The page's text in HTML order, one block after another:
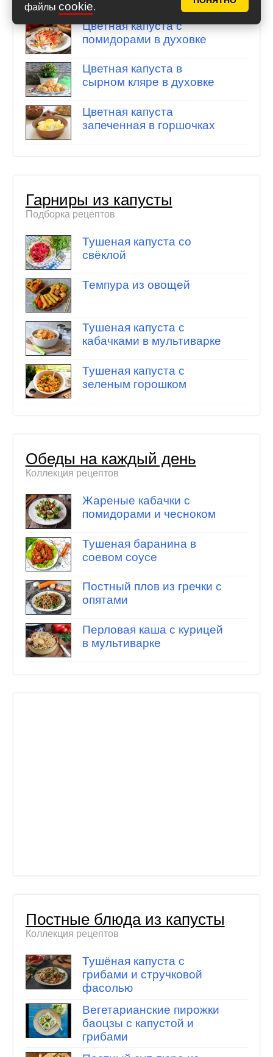
файлы cookie.
Цветная капуста с
помидорами в духовке
Цветная капуста в
сырном кляре в духовке
Цветная капуста
запеченная в горшочках
Гарниры из капусты
Подборка рецептов
Тушеная капуста со
свёклой
Темпура из овощей
Тушеная капуста с
кабачками в мультиварке
Тушеная капуста с
зеленым горошком
Обеды на каждый день
Коллекция рецептов
Жареные кабачки с
помидорами и чесноком
Тушеная баранина в
соевом соусе
Постный плов из гречки с
опятами
Перловая каша с курицей
в мультиварке
Постные блюда из капусты
Коллекция рецептов
Тушёная капуста с
грибами и стручковой
фасолью
Вегетарианские пирожки
баоцзы с капустой и
грибами